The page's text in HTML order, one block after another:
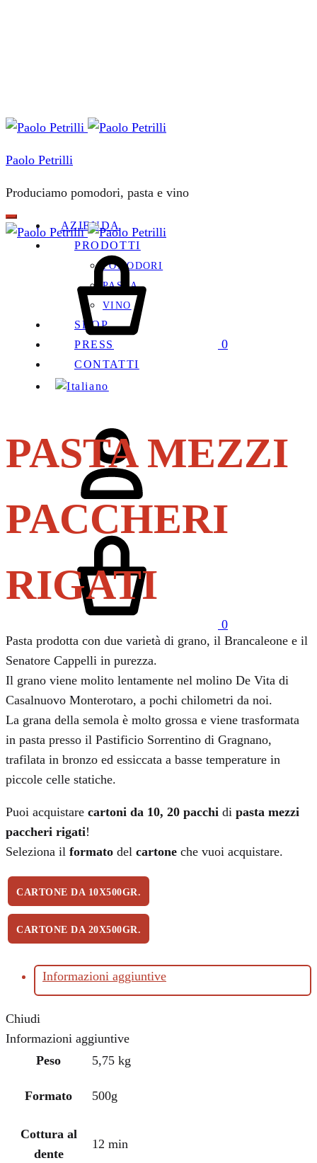
Paolo Petrilli
Produciamo pomodori, pasta e vino
AZIENDA
PRODOTTI
POMODORI
PASTA
VINO
SHOP
PRESS
CONTATTI
in
Carrello
0
0
PASTA MEZZI
PACCHERI
RIGATI
Pasta prodotta con due varietà di grano, il Brancaleone e il
Senatore Cappelli in purezza.
Il grano viene molito lentamente nel molino De Vita di
Casalnuovo Monterotaro, a pochi chilometri da noi.
La grana della semola è molto grossa e viene trasformata
in pasta presso il Pastificio Sorrentino di Gragnano,
trafilata in bronzo ed essiccata a basse temperature in
piccole celle statiche.
Puoi acquistare cartoni da 10, 20 pacchi di pasta mezzi
paccheri rigati!
Seleziona il formato del cartone che vuoi acquistare.
CARTONE DA 10X500GR.
CARTONE DA 20X500GR.
Informazioni aggiuntive
Chiudi
Informazioni aggiuntive
Peso
5,75 kg
Formato 500g
Cottura al
dente
12 min